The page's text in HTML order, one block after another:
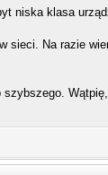
niska klasa
Na razie